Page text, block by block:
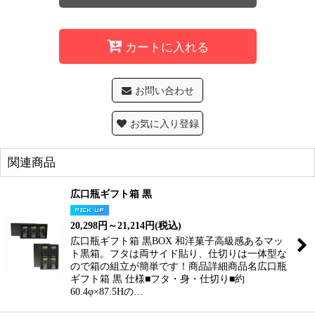
カートに入れる
お問い合わせ
お気に入り登録
関連商品
広口瓶ギフト箱 黒
20,298円 ～21,214円(税込)
広口瓶ギフト箱 黒BOX 和洋菓子高級感あるマッ
ト黒箱。フタは両サイド貼り、仕切りは一体型な
ので箱の組立が簡単です！商品詳細商品名広口瓶
ギフト箱 黒 仕様■フタ・身・仕切り■約
60.4φ×87.5Hの…